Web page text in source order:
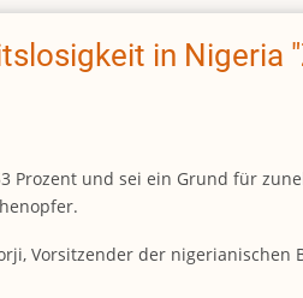
in Nigeria
Prozent und sei ein Grund für
Vorsitzender der nigerianischen